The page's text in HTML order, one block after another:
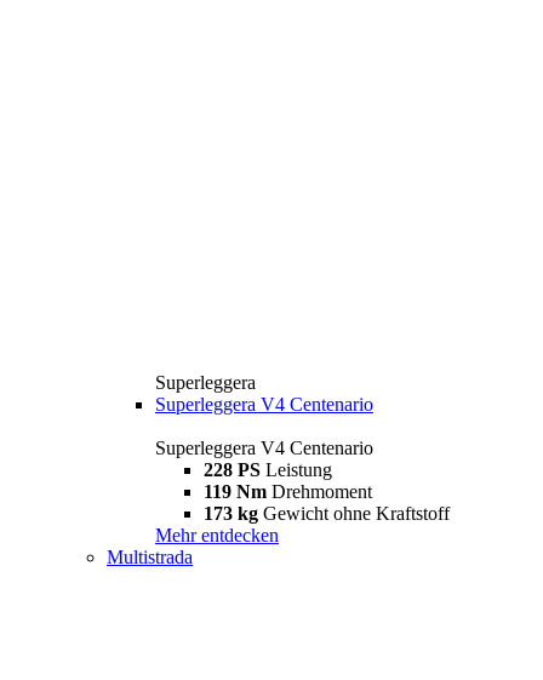
Superleggera
Superleggera V4 Centenario
Superleggera V4 Centenario
228 PS Leistung
119 Nm Drehmoment
173 kg Gewicht ohne Kraftstoff
Mehr entdecken
Multistrada